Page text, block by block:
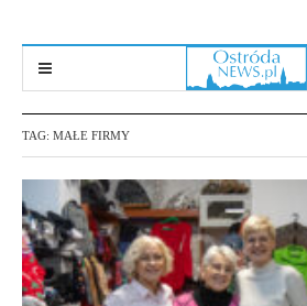
TAG: MAŁE FIRMY